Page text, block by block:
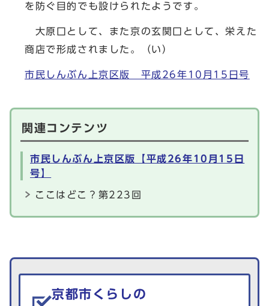
を防ぐ目的でも設けられたようです。
大原口として、また京の玄関口として、栄えた
商店で形成されました。（い）
市民しんぶん上京区版 平成26年10月15日号
関連コンテンツ
市民しんぶん上京区版【平成26年10月15日
号】
ここはどこ？第223回
生活情報を探す
京都市くらしの